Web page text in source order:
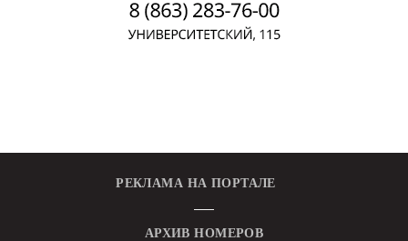
РЕКЛАМА НА ПОРТАЛЕ
АРХИВ НОМЕРОВ